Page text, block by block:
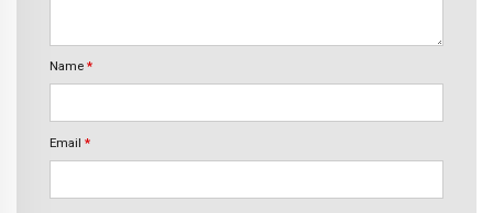
Name *
Email *